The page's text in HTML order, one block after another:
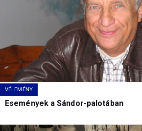
VÉLEMÉNY
Események a Sándor-palotában